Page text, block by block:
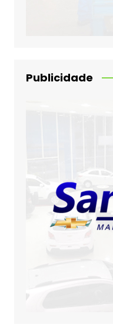
Publicidade